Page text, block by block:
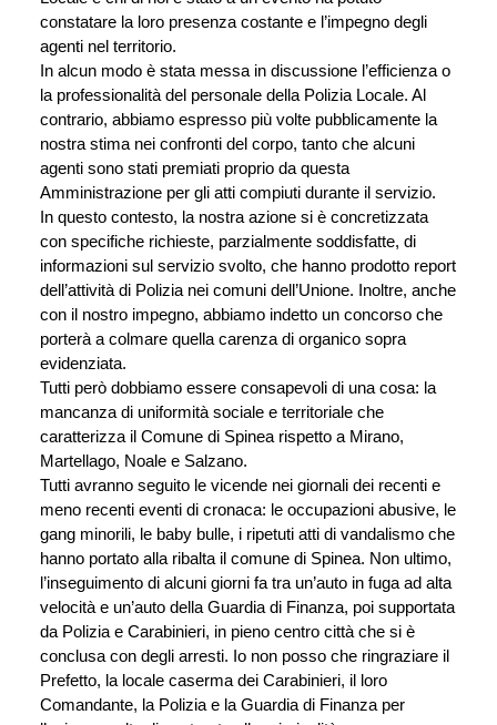
constatare la loro presenza costante e l’impegno degli
agenti nel territorio.
In alcun modo è stata messa in discussione l’efficienza o
la professionalità del personale della Polizia Locale. Al
contrario, abbiamo espresso più volte pubblicamente la
nostra stima nei confronti del corpo, tanto che alcuni
agenti sono stati premiati proprio da questa
Amministrazione per gli atti compiuti durante il servizio.
In questo contesto, la nostra azione si è concretizzata
con specifiche richieste, parzialmente soddisfatte, di
informazioni sul servizio svolto, che hanno prodotto report
dell’attività di Polizia nei comuni dell’Unione. Inoltre, anche
con il nostro impegno, abbiamo indetto un concorso che
porterà a colmare quella carenza di organico sopra
evidenziata.
Tutti però dobbiamo essere consapevoli di una cosa: la
mancanza di uniformità sociale e territoriale che
caratterizza il Comune di Spinea rispetto a Mirano,
Martellago, Noale e Salzano.
Tutti avranno seguito le vicende nei giornali dei recenti e
meno recenti eventi di cronaca: le occupazioni abusive, le
gang minorili, le baby bulle, i ripetuti atti di vandalismo che
hanno portato alla ribalta il comune di Spinea. Non ultimo,
l’inseguimento di alcuni giorni fa tra un’auto in fuga ad alta
velocità e un’auto della Guardia di Finanza, poi supportata
da Polizia e Carabinieri, in pieno centro città che si è
conclusa con degli arresti. Io non posso che ringraziare il
Prefetto, la locale caserma dei Carabinieri, il loro
Comandante, la Polizia e la Guardia di Finanza per